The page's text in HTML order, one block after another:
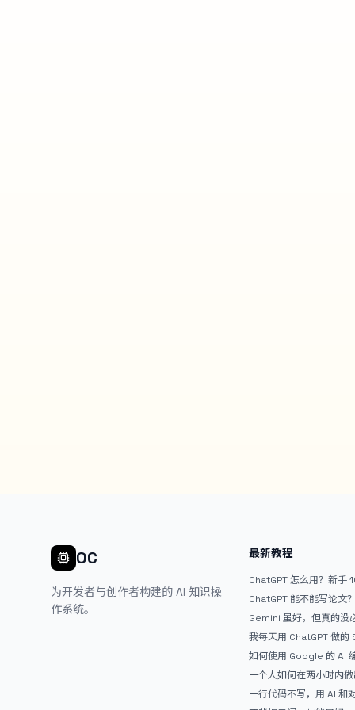
OC
为开发者与创作者构建的 AI 知识操
作系统。
最新教程
ChatGPT 怎么用？新手
ChatGPT 能不能写论文
Gemini 虽好，但真的没
ChatGPT
我每天用 ChatGPT 做的
如何使用 Google 的 AI
AntiGravity：独立开发
一个人如何在两小时内
APP？｜AntiGravity +
整记录
一行代码不写，用 AI 和
整网站：《图书天堂》